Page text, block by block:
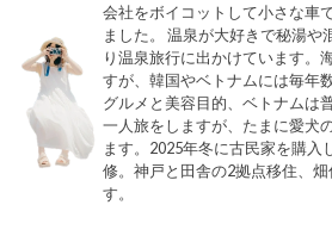
会社をボイコットして小さな車
ました。 温泉が大好きで秘湯や
り温泉旅行に出かけています。
すが、韓国やベトナムには毎年
グルメと美容目的、ベトナムは
一人旅をしますが、たまに愛犬
ます。2025年冬に古民家を購入
修。神戸と田舎の2拠点移住、
す。